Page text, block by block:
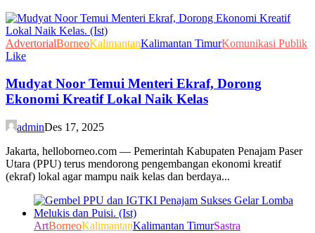
AdvertorialBorneoKalimantanKalimantan TimurKomunikasi Publik
Like
Mudyat Noor Temui Menteri Ekraf, Dorong
Ekonomi Kreatif Lokal Naik Kelas
adminDes 17, 2025
Jakarta, helloborneo.com — Pemerintah Kabupaten Penajam Paser
Utara (PPU) terus mendorong pengembangan ekonomi kreatif
(ekraf) lokal agar mampu naik kelas dan berdaya...
ArtBorneoKalimantanKalimantan TimurSastra